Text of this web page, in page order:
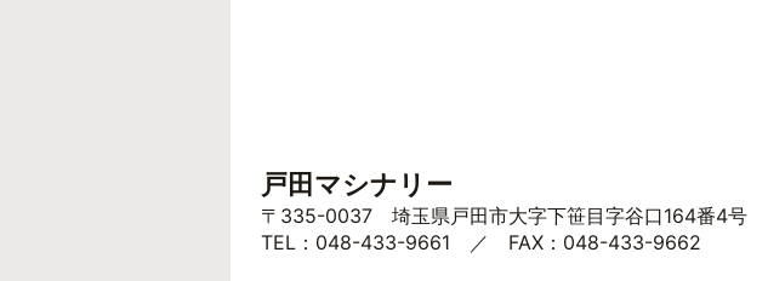
戸田マシナリー
〒335-0037 埼玉県戸田市大字下笹目字谷口164番4号
TEL：048-433-9661 ／ FAX：048-433-9662